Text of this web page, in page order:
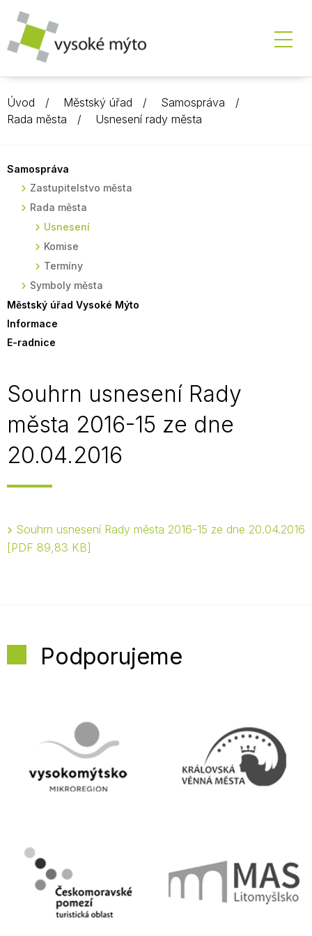
Úvod Městský úřad
Samospráva
Rada města
Usnesení rady města
Samospráva
Zastupitelstvo města
Rada města
Usnesení
Komise
Termíny
Symboly města
Městský úřad Vysoké Mýto
Informace
E-radnice
Souhrn usnesení Rady
města 2016-15 ze dne
20.04.2016
Souhrn usnesení Rady města 2016-15 ze dne 20.04.2016
PDF 89,83 KB
Podporujeme